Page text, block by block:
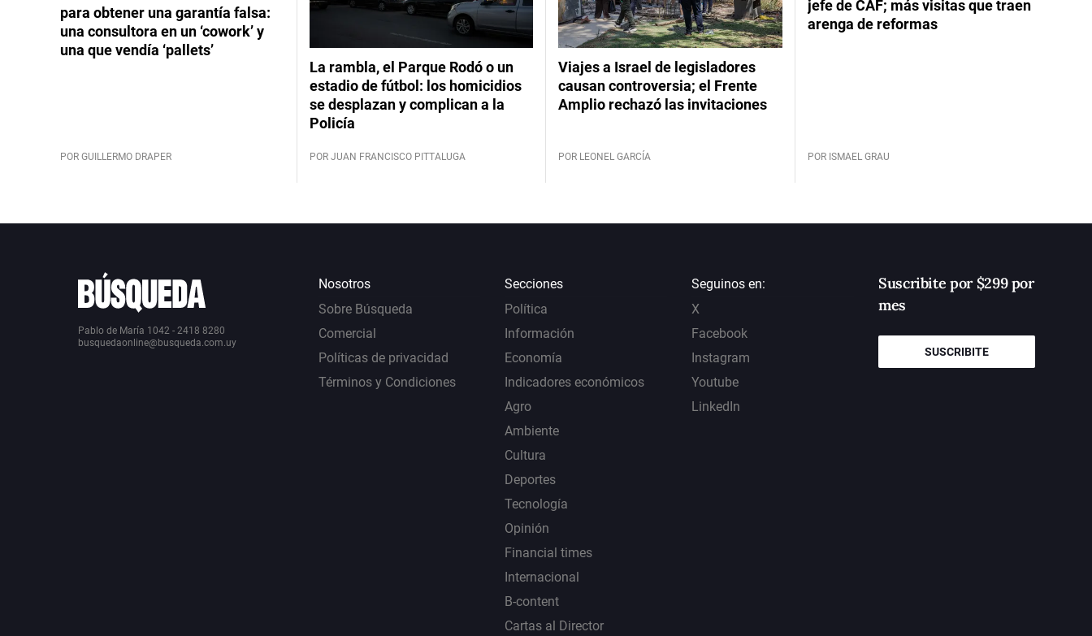
para obtener una garantía falsa:
una consultora en un ‘cowork’ y
una que vendía ‘pallets’
POR GUILLERMO DRAPER
La rambla, el Parque Rodó o un
estadio de fútbol: los homicidios
se desplazan y complican a la
Policía
POR JUAN FRANCISCO PITTALUGA
Viajes a Israel de legisladores
causan controversia; el Frente
Amplio rechazó las invitaciones
POR LEONEL GARCÍA
jefe de CAF; más visitas que traen
arenga de reformas
POR ISMAEL GRAU
Pablo de María 1042 - 2418 8280
busquedaonline@busqueda.com.uy
Nosotros
Sobre Búsqueda
Comercial
Políticas de privacidad
Términos y Condiciones
Secciones
Política
Información
Economía
Indicadores económicos
Agro
Ambiente
Cultura
Deportes
Tecnología
Opinión
Financial times
Internacional
B-content
Cartas al Director
Seguinos en:
X
Facebook
Instagram
Youtube
LinkedIn
Suscribite por $299 por
mes
SUSCRIBITE